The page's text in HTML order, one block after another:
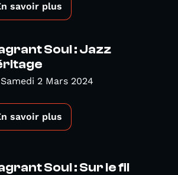
savoir plus
Soul : Jazz
Samedi 2 Mars 2024
savoir plus
Soul : Sur le fil